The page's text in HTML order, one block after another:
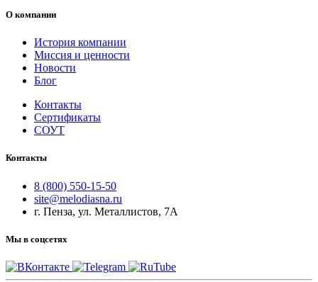
О компании
История компании
Миссия и ценности
Новости
Блог
Контакты
Сертификаты
СОУТ
Контакты
8 (800) 550-15-50
site@melodiasna.ru
г. Пенза, ул. Металлистов, 7А
Мы в соцсетях